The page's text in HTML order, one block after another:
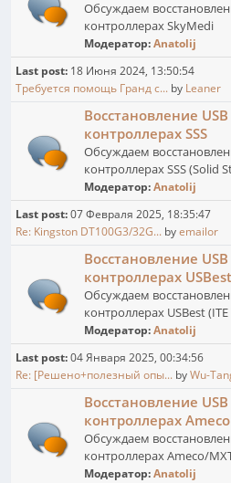
Обсуждаем
контроллерах SkyMedi
Модератор:Anatolij
Last post: 18 Июня 2024, 13:50:54
Требуется помощь Гранд с... by Leaner
Восстановление
контроллерах SSS
Обсуждаем
контроллерах SSS (Solid
Модератор:Anatolij
Last post:07 Февраля 2025, 18:35:47
Re: Kingston DT100G3/32G... byemailor
Восстановление
контроллерах USBest
Обсуждаем
контроллерах USBest
Модератор:Anatolij
Last post:04 Января 2025, 00:34:56
Re: [Решено+полезный опы... byWu-
Восстановление
контроллерах Ameco
Обсуждаем
контроллерах Ameco/
Модератор:Anatolij